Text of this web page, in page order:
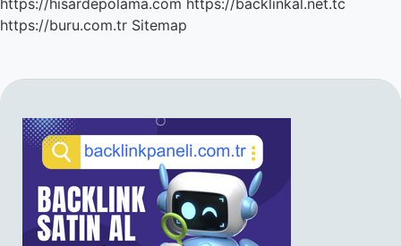
https://hisardepolama.com https://backlinkal.net.tc
https://buru.com.tr Sitemap
SIDEBAR